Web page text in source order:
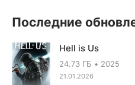
Последние
Hell is Us
24.73 ГБ 2025
21.01.2026